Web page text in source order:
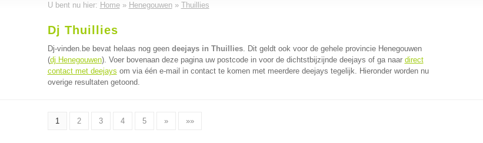
U bent nu hier: Home» Henegouwen» Thuillies
Dj Thuillies
Dj-vinden.be bevat helaas nog geen deejays in Thuillies. Dit geldt ook voor de gehele provincie Henegouwen
(dj Henegouwen). Voer bovenaan deze pagina uw postcode in voor de dichtstbijzijnde deejays of ga naar direct
contact met deejays om via één e-mail in contact te komen met meerdere deejays tegelijk. Hieronder worden nu
overige resultaten getoond.
1 2 3 4 5 » »»